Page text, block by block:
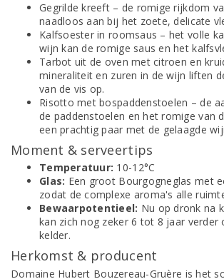
Gegrilde kreeft – de romige rijkdom
naadloos aan bij het zoete, delicate
Kalfsoester in roomsaus – het volle
wijn kan de romige saus en het
Tarbot uit de oven met citroen en
mineraliteit en zuren in de wijn liften
van de vis op.
Risotto met bospaddenstoelen – de
de paddenstoelen en het romige van
een prachtig paar met de gelaagde
Moment & serveertips
Temperatuur: 10-12°C
Glas: Een groot Bourgogneglas met
zodat de complexe aroma's alle
Bewaarpotentieel: Nu op dronk na
kan zich nog zeker 6 tot 8 jaar verder
kelder.
Herkomst & producent
Domaine Hubert Bouzereau-Gruère is het